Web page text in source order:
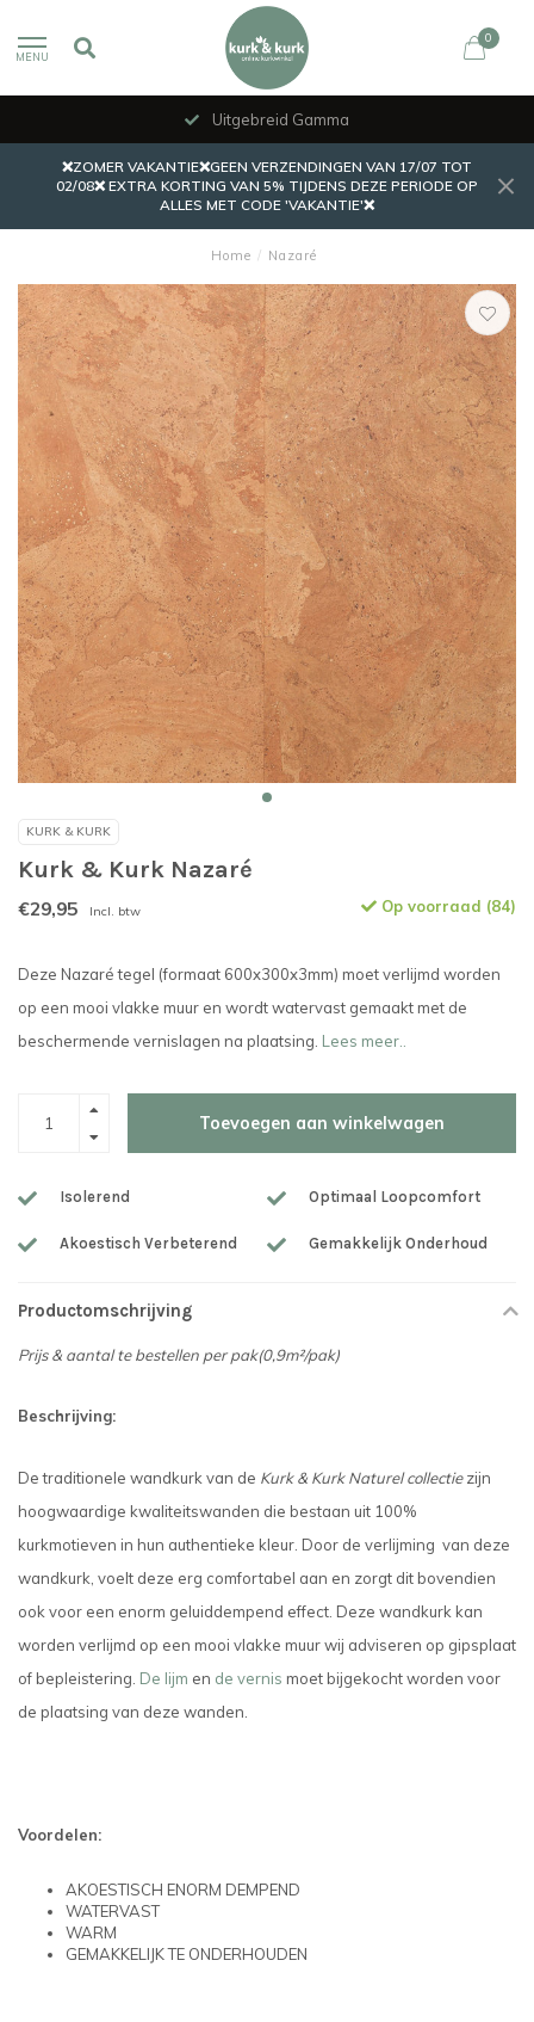
MENU
0
Uitgebreid Gamma
❌ZOMER VAKANTIE❌GEEN VERZENDINGEN VAN 17/07 TOT
02/08❌ EXTRA KORTING VAN 5% TIJDENS DEZE PERIODE OP
ALLES MET CODE 'VAKANTIE'❌
Home / Nazaré
KURK & KURK
Kurk & Kurk Nazaré
€29,95 Incl. btw Op voorraad (84)
Deze Nazaré tegel (formaat 600x300x3mm) moet verlijmd worden
op een mooi vlakke muur en wordt watervast gemaakt met de
beschermende vernislagen na plaatsing. Lees meer..
Toevoegen aan winkelwagen
Isolerend Optimaal Loopcomfort
Akoestisch Verbeterend Gemakkelijk Onderhoud
Productomschrijving
Prijs & aantal te bestellen per pak(0,9m²/pak)
Beschrijving:
De traditionele wandkurk van de Kurk & Kurk Naturel collectiezijn
hoogwaardige kwaliteitswanden die bestaan uit 100%
kurkmotieven in hun authentieke kleur. Door de verlijming van deze
wandkurk, voelt deze erg comfortabel aan en zorgt dit bovendien
ook voor een enorm geluiddempend effect. Deze wandkurk kan
worden verlijmd op een mooi vlakke muur wij adviseren op gipsplaat
of bepleistering. De lijm en de vernis moet bijgekocht worden voor
de plaatsing van deze wanden.
Voordelen:
AKOESTISCH ENORM DEMPEND
WATERVAST
WARM
GEMAKKELIJK TE ONDERHOUDEN